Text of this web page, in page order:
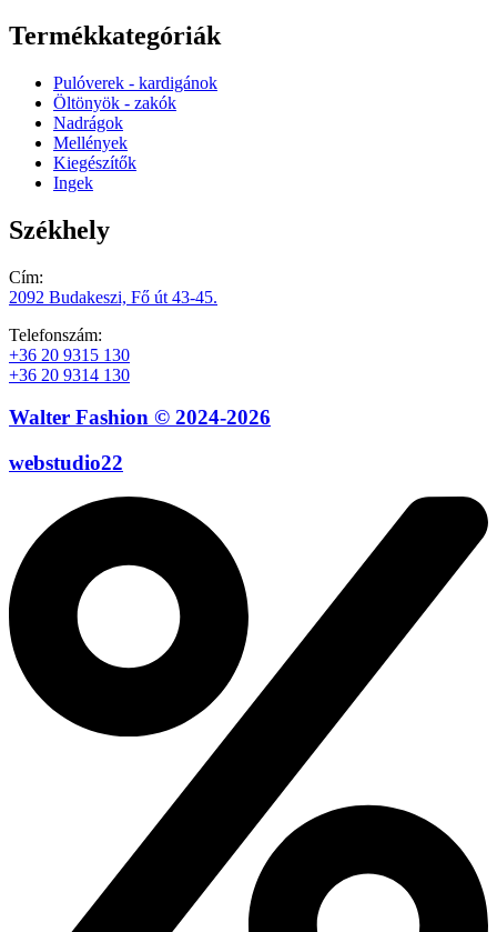
Termékkategóriák
Pulóverek - kardigánok
Öltönyök - zakók
Nadrágok
Mellények
Kiegészítők
Ingek
Székhely
Cím:
2092 Budakeszi, Fő út 43-45.
Telefonszám:
+36 20 9315 130
+36 20 9314 130
Walter Fashion © 2024-2026
webstudio22